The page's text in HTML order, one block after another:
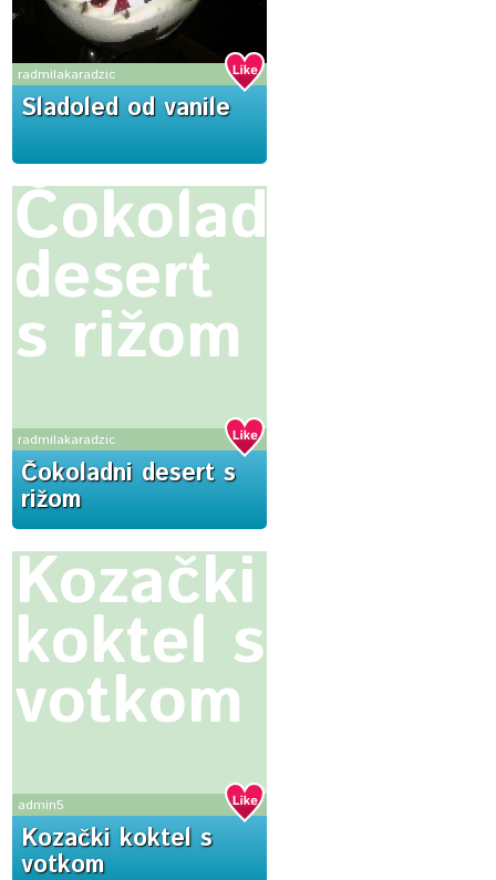
radmilakaradzic
Sladoled od vanile
Čokoladni
desert
s rižom
radmilakaradzic
Čokoladni desert s
rižom
Kozački
koktel s
votkom
admin5
Kozački koktel s
votkom